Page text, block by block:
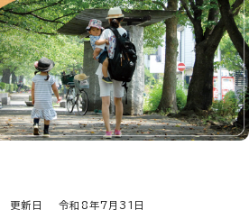
更新日 令和8年7月 31 日